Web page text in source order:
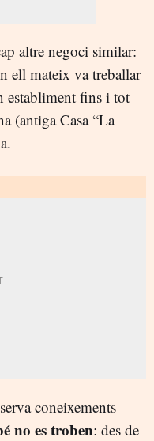
altre negoci similar:
ell mateix va treballar
establiment fins i tot
(antiga Casa “La
coneixements
no es troben: des de